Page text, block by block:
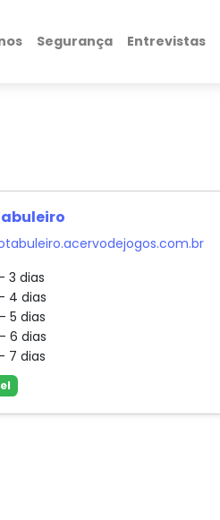
Segurança Entrevistas
- 3 dias
- 4 dias
- 5 dias
- 6 dias
- 7 dias